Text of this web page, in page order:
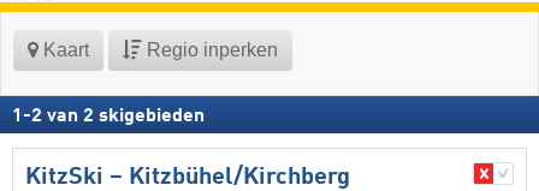
Kaart Regio inperken
1 -2 van 2 skigebieden
KitzSki – Kitzbühel/​Kirchberg